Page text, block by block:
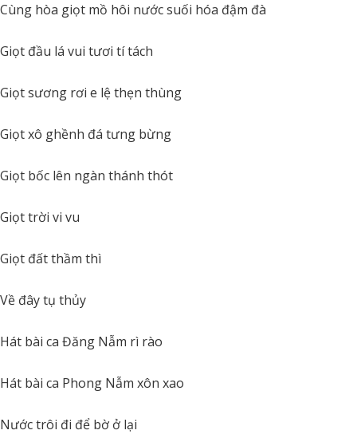
Cùng hòa giọt mồ hôi nước suối hóa đậm đà
Giọt đầu lá vui tươi tí tách
Giọt sương rơi e lệ thẹn thùng
Giọt xô ghềnh đá tưng bừng
Giọt bốc lên ngàn thánh thót
Giọt trời vi vu
Giọt đất thầm thì
Về đây tụ thủy
Hát bài ca Đăng Nẫm rì rào
Hát bài ca Phong Nẫm xôn xao
Nước trôi đi để bờ ở lại